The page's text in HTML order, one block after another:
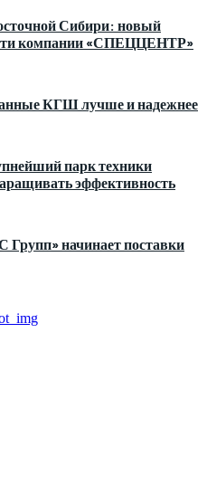
Сибири: новый
компании «СПЕЦЦЕНТР»
КГШ лучше и надежнее
парк техники
эффективность
Групп» начинает поставки